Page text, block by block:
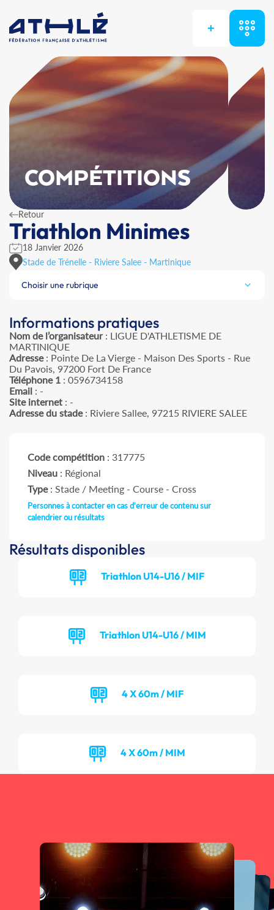
+
COMPÉTITIONS
Retour
Triathlon Minimes
18 Janvier 2026
Stade de Trénelle - Riviere Salee - Martinique
Choisir une rubrique
Informations pratiques
Nom de l’organisateur: LIGUE D'ATHLETISME DE
MARTINIQUE
Adresse: Pointe De La Vierge - Maison Des Sports - Rue
Du Pavois, 97200 Fort De France
Téléphone 1 : 0596734158
Email : -
Site internet : -
Adresse du stade: Riviere Sallee, 97215 RIVIERE SALEE
Code compétition : 317775
Niveau : Régional
Type: Stade / Meeting - Course - Cross
Personnes à contacter en cas d'erreur de contenu sur
calendrier ou résultats
Résultats disponibles
Triathlon U14-U16 / MIF
Triathlon U14-U16 / MIM
4 X 60m / MIF
4 X 60m / MIM